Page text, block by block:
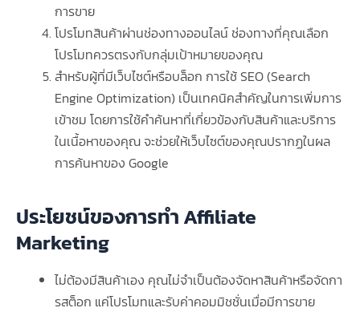
การขาย
โปรโมทสินค้าผ่านช่องทางออนไลน์ ช่องทางที่คุณเลือก
โปรโมทควรตรงกับกลุ่มเป้าหมายของคุณ
สำหรับผู้ที่มีเว็บไซต์หรือบล็อก การใช้ SEO (Search
Engine Optimization) เป็นเทคนิคสำคัญในการเพิ่มการ
เข้าชม โดยการใช้คำค้นหาที่เกี่ยวข้องกับสินค้าและบริการ
ในเนื้อหาของคุณ จะช่วยให้เว็บไซต์ของคุณปรากฏในผล
การค้นหาของ Google
ประโยชน์ของการทำ Affiliate
Marketing
ไม่ต้องมีสินค้าเอง คุณไม่จำเป็นต้องจัดหาสินค้าหรือจัดกา
รสต็อก แค่โปรโมทและรับค่าคอมมิชชั่นเมื่อมีการขาย